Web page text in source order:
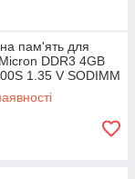
пам'ять для
DDR3 4GB
1.35 V SODIMM